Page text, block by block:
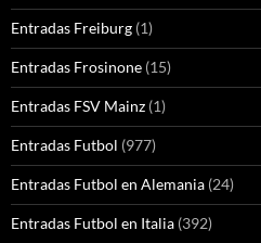
Entradas Freiburg (1)
Entradas Frosinone (15)
Entradas FSV Mainz (1)
Entradas Futbol (977)
Entradas Futbol en Alemania (24)
Entradas Futbol en Italia (392)